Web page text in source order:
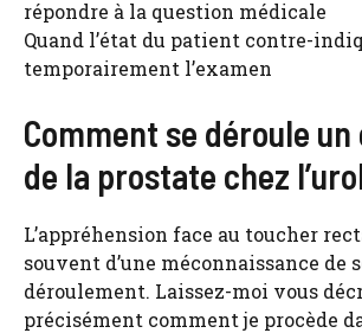
répondre à la question médicale
Quand l’état du patient contre-
temporairement l’examen
Comment se déroule un
de la prostate chez
L’appréhension face au toucher
souvent d’une méconnaissance de
déroulement. Laissez-moi vous
précisément comment je procède